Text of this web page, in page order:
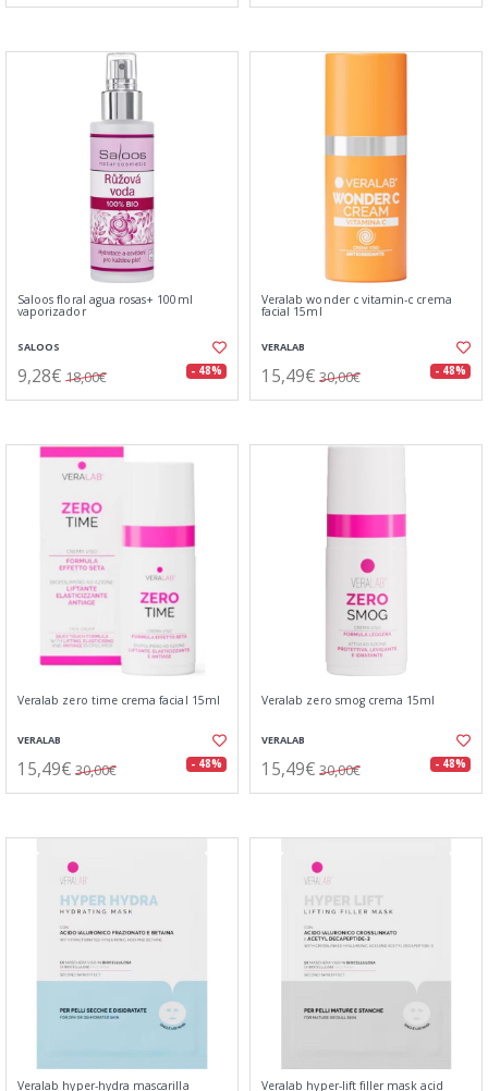
Saloos floral agua rosas+ 100ml
vaporizador
SALOOS
9,28€ 18,00€ - 48%
Veralab wonder c vitamin-c crema
facial 15ml
VERALAB
15,49€ 30,00€ - 48%
Veralab zero time crema facial 15ml
VERALAB
15,49€ 30,00€ - 48%
Veralab zero smog crema 15ml
VERALAB
15,49€ 30,00€ - 48%
Veralab hyper-hydra mascarilla Veralab hyper-lift filler mask acid